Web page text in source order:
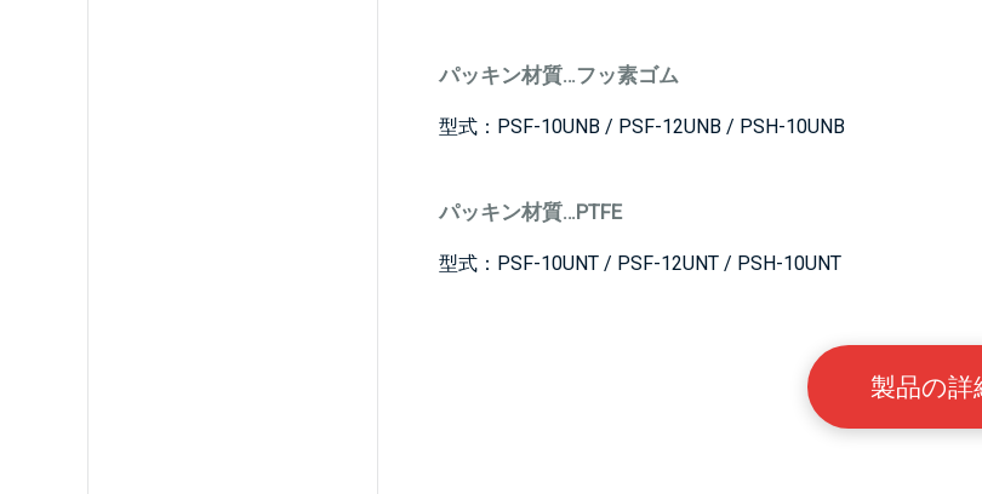
パッキン材質…フッ素ゴム
型式：PSF-10UNB / PSF-12UNB / PSH-10UNB
パッキン材質…PTFE
型式：PSF-10UNT / PSF-12UNT / PSH-10UNT
製品の詳